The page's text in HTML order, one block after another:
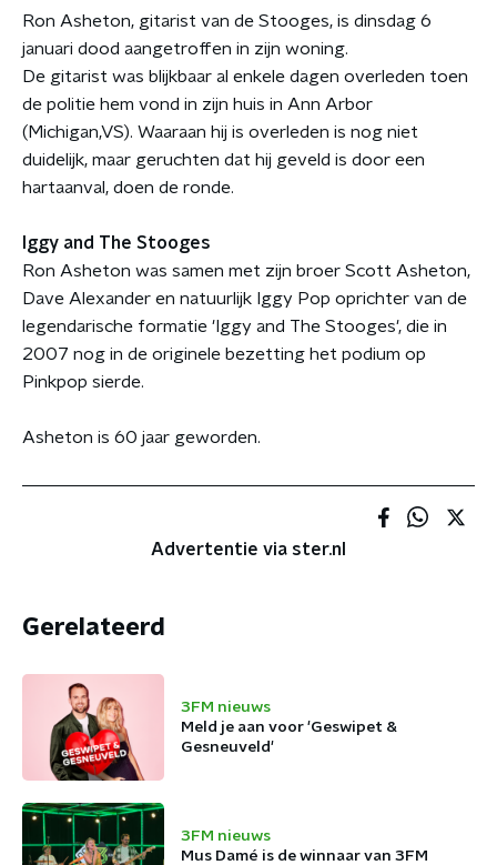
Ron Asheton, gitarist van de Stooges, is dinsdag 6
januari dood aangetroffen in zijn woning.
De gitarist was blijkbaar al enkele dagen overleden toen
de politie hem vond in zijn huis in Ann Arbor
(Michigan,VS). Waaraan hij is overleden is nog niet
duidelijk, maar geruchten dat hij geveld is door een
hartaanval, doen de ronde.
Iggy and The Stooges
Ron Asheton was samen met zijn broer Scott Asheton,
Dave Alexander en natuurlijk Iggy Pop oprichter van de
legendarische formatie 'Iggy and The Stooges', die in
2007 nog in de originele bezetting het podium op
Pinkpop sierde.
Asheton is 60 jaar geworden.
Advertentie via ster.nl
Gerelateerd
3FM nieuws
Meld je aan voor 'Geswipet &
Gesneuveld'
3FM nieuws
Mus Damé is de winnaar van 3FM